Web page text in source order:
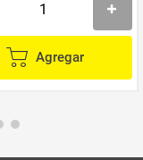
Agregar